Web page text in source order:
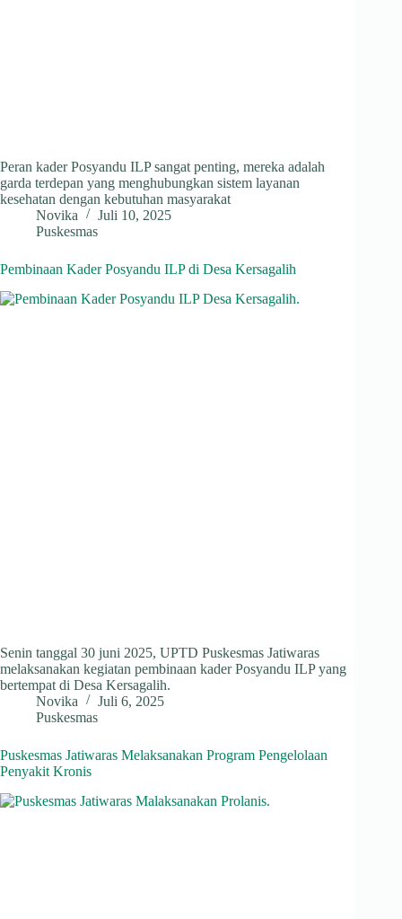
Peran kader Posyandu ILP sangat penting, mereka adalah
garda terdepan yang menghubungkan sistem layanan
kesehatan dengan kebutuhan masyarakat
Novika
Juli 10, 2025
Puskesmas
Pembinaan Kader Posyandu ILP di Desa Kersagalih
Senin tanggal 30 juni 2025, UPTD Puskesmas Jatiwaras
melaksanakan kegiatan pembinaan kader Posyandu ILP yang
bertempat di Desa Kersagalih.
Novika
Juli 6, 2025
Puskesmas
Puskesmas Jatiwaras Melaksanakan Program Pengelolaan
Penyakit Kronis